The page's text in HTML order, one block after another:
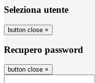
Seleziona utente
button close ×
Recupero password
button close ×